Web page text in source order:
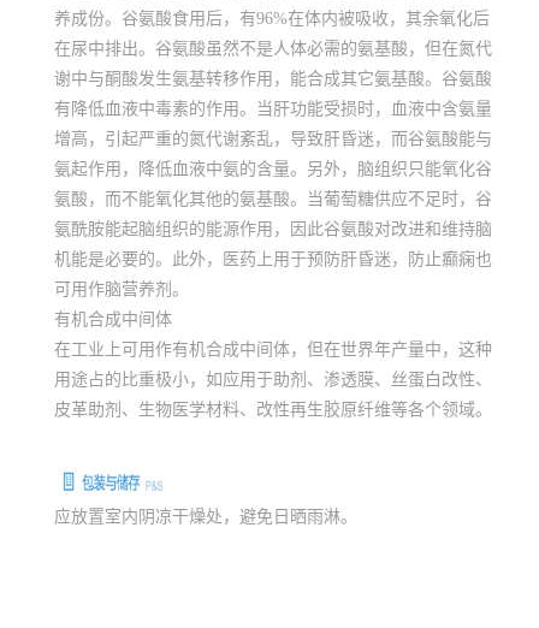
养成份。谷氨酸食用后，有96%在体内被吸收，其余氧化后
在尿中排出。谷氨酸虽然不是人体必需的氨基酸，但在氮代
谢中与酮酸发生氨基转移作用，能合成其它氨基酸。谷氨酸
有降低血液中毒素的作用。当肝功能受损时，血液中含氨量
增高，引起严重的氮代谢紊乱，导致肝昏迷，而谷氨酸能与
氨起作用，降低血液中氨的含量。另外，脑组织只能氧化谷
氨酸，而不能氧化其他的氨基酸。当葡萄糖供应不足时，谷
氨酰胺能起脑组织的能源作用，因此谷氨酸对改进和维持脑
机能是必要的。此外，医药上用于预防肝昏迷，防止癫痫也
可用作脑营养剂。
有机合成中间体
在工业上可用作有机合成中间体，但在世界年产量中，这种
用途占的比重极小，如应用于助剂、渗透膜、丝蛋白改性、
皮革助剂、生物医学材料、改性再生胶原纤维等各个领域。
应放置室内阴凉干燥处，避免日晒雨淋。